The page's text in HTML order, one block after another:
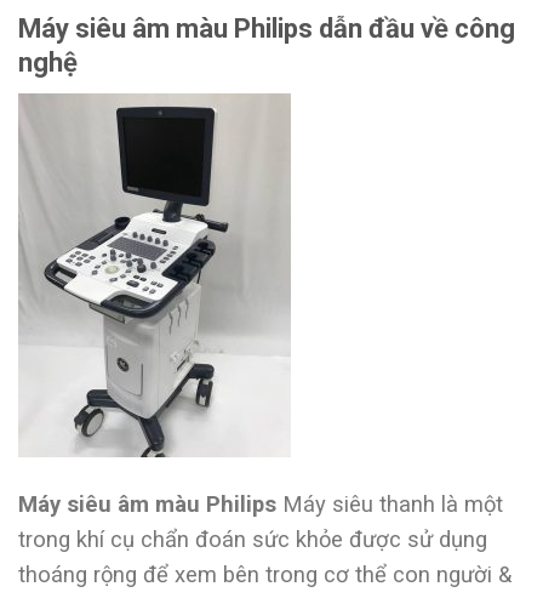
Máy siêu âm màu Philips dẫn đầu về công
nghệ
Máy siêu âm màu Philips Máy siêu thanh là một
trong khí cụ chẩn đoán sức khỏe được sử dụng
thoáng rộng để xem bên trong cơ thể con người &